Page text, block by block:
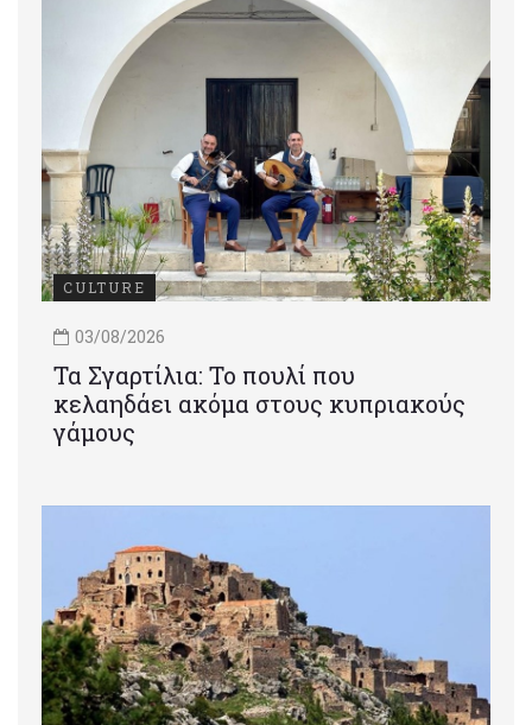
CULTURE
03/08/2026
Τα Σγαρτίλια: Το πουλί που
κελαηδάει ακόμα στους κυπριακούς
γάμους